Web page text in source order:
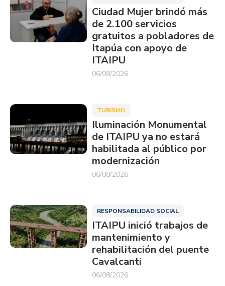
Ciudad Mujer brindó más
de 2.100 servicios
gratuitos a pobladores de
Itapúa con apoyo de
ITAIPU
06/08/2026
TURISMO
Iluminación Monumental
de ITAIPU ya no estará
habilitada al público por
modernización
06/08/2026
RESPONSABILIDAD SOCIAL
ITAIPU inició trabajos de
mantenimiento y
rehabilitación del puente
Cavalcanti
06/08/2026